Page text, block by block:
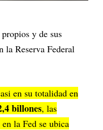
y de sus
la Reserva Federal
en su totalidad en
billones, las
la Fed se ubica